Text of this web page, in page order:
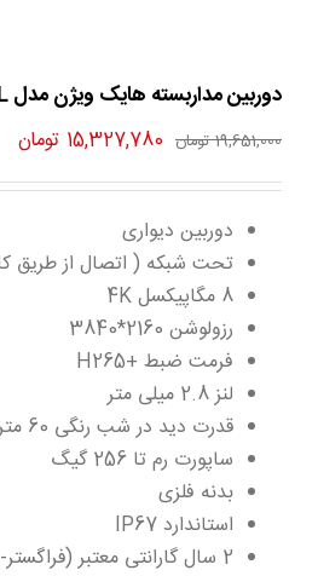
دوربین مداربسته هایک ویژن مدل DS-2CD2T87G2-L
19,651,000تومان قیمت
بود.
15,327,780 تومان
دوربین دیواری
تحت شبکه ( اتصال از طریق
8 مگاپیکسل 4K
رزولوشن 2160*3840
فرمت ضبط +H265
لنز 2.8 میلی متر
قدرت دید در شب رنگی 60 متر
ساپورت رم تا 256 گیگ
بدنه فلزی
استاندارد IP67
2 سال گارانتی معتبر (فراگستر-پارس ارتباط)